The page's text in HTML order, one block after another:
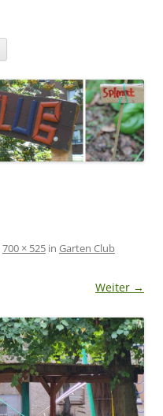
700 × 525 in Garten Club
Weiter →